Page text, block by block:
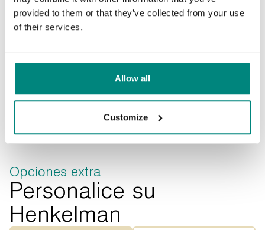
provided to them or that they’ve collected from your use
of their services.
Allow all
Customize
Opciones extra
Personalice su
Henkelman